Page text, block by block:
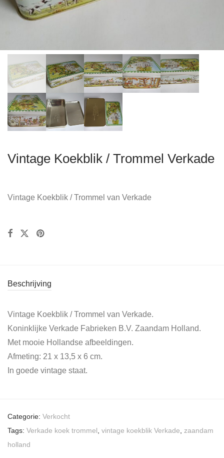
Vintage Koekblik / Trommel Verkade
Vintage Koekblik / Trommel van Verkade
Beschrijving
Vintage Koekblik / Trommel van Verkade.
Koninklijke Verkade Fabrieken B.V. Zaandam Holland.
Met mooie Hollandse afbeeldingen.
Afmeting: 21 x 13,5 x 6 cm.
In goede vintage staat.
Categorie: Verkocht
Tags: Verkade koek trommel vintage koekblik Verkade
zaandam
holland